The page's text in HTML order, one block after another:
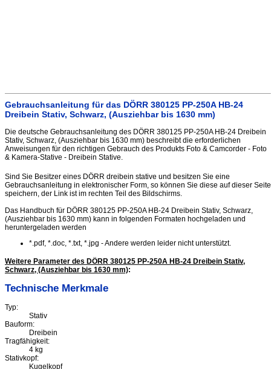
Gebrauchsanleitung für das DÖRR 380125 PP-250A HB-24
Dreibein Stativ, Schwarz, (Ausziehbar bis 1630 mm)
Die deutsche Gebrauchsanleitung des DÖRR 380125 PP-250A HB-24 Dreibein
Stativ, Schwarz, (Ausziehbar bis 1630 mm) beschreibt die erforderlichen
Anweisungen für den richtigen Gebrauch des Produkts Foto & Camcorder - Foto
& Kamera-Stative - Dreibein Stative.
Sind Sie Besitzer eines DÖRR dreibein stative und besitzen Sie eine
Gebrauchsanleitung in elektronischer Form, so können Sie diese auf dieser Seite
speichern, der Link ist im rechten Teil des Bildschirms.
Das Handbuch für DÖRR 380125 PP-250A HB-24 Dreibein Stativ, Schwarz,
(Ausziehbar bis 1630 mm) kann in folgenden Formaten hochgeladen und
heruntergeladen werden
*.pdf, *.doc, *.txt, *.jpg - Andere werden leider nicht unterstützt.
Weitere Parameter des DÖRR 380125 PP-250A HB-24 Dreibein Stativ,
Schwarz, (Ausziehbar bis 1630 mm):
Technische Merkmale
Typ:
Stativ
Bauform:
Dreibein
Tragfähigkeit:
4 kg
Stativkopf:
Kugelkopf